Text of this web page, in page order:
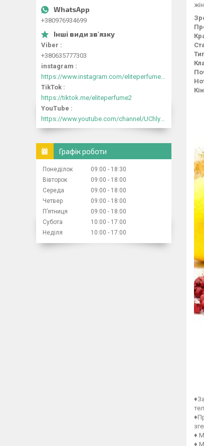
♦
♦
+380976934699
Viber
+380635777303
instagram
https://www.instagram.com/eliteperfume2030/
TikTok
https://tiktok.me/eliteperfume2
YouTube
https://www.youtube.com/channel/UChlyrHV155UsxbND9N3hYJA
Графік роботи
Понеділок 09:00
18:30
Вівторок
09:00
18:00
Середа
09:00
18:00
Четвер
09:00
18:00
Пʼятниця
09:00
18:00
Субота
10:00
17:00
Неділя
10:00 17:00